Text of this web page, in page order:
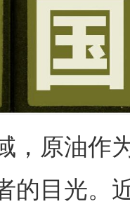
，原油作
的目光。